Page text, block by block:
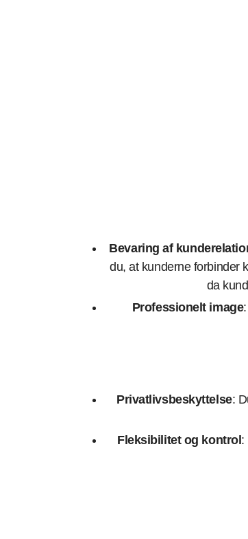
Bevaring af
du, at kunderne forbinder
da
Professionelt image
Privatlivsbeskyttelse:
Fleksibilitet og kontrol :